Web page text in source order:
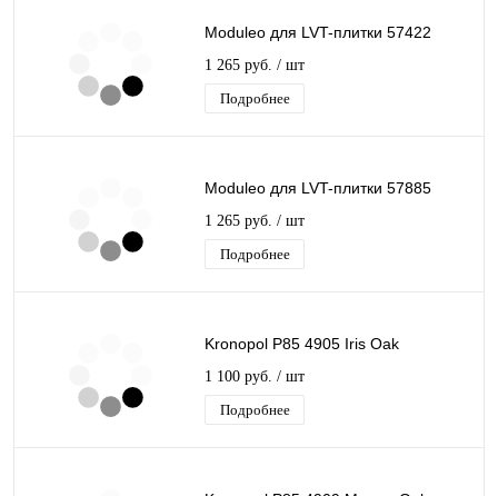
Moduleo для LVT-плитки 57422
1 265 руб. / шт
Подробнее
Moduleo для LVT-плитки 57885
1 265 руб. / шт
Подробнее
Kronopol P85 4905 Iris Oak
1 100 руб. / шт
Подробнее